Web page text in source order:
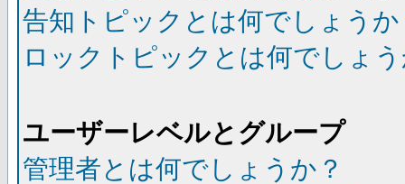
告知トピックとは何でしょうか
ロックトピックとは何でしょ
ユーザーレベルとグループ
管理者とは何でしょうか？